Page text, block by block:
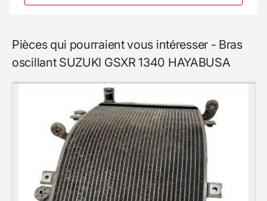
Pièces qui pourraient vous intéresser - Bras
oscillant SUZUKI GSXR 1340 HAYABUSA